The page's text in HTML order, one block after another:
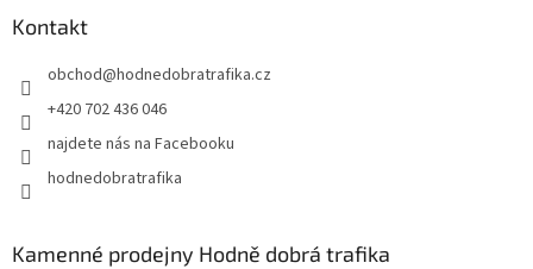
Kontakt
obchod@hodnedobratrafika.cz
+420 702 436 046
najdete nás na Facebooku
hodnedobratrafika
Kamenné prodejny Hodně dobrá trafika